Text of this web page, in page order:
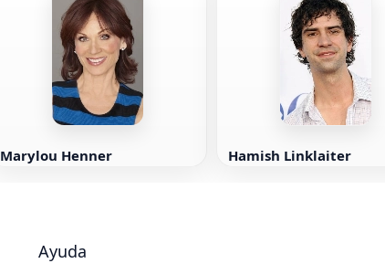
Marylou Henner Hamish Linklaiter
Ayuda